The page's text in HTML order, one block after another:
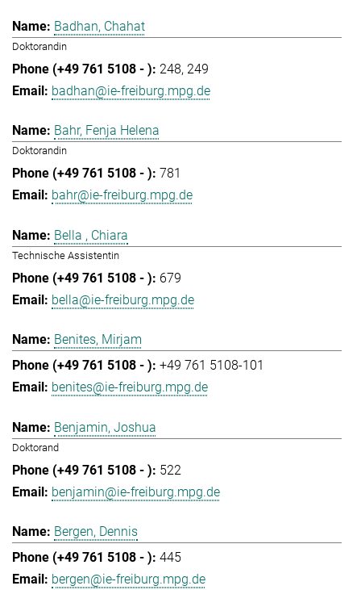
Badhan, Chahat
Doktorandin
248 249
badhan@ie-freiburg.mpg.de
Bahr, Fenja Helena
Doktorandin
781
bahr@ie-freiburg.mpg.de
Bella , Chiara
Technische Assistentin
679
bella@ie-freiburg.mpg.de
Benites, Mirjam
+49 761 5108-101
benites@ie-freiburg.mpg.de
Benjamin, Joshua
Doktorand
522
benjamin@ie-freiburg.mpg.de
Bergen, Dennis
445
bergen@ie-freiburg.mpg.de